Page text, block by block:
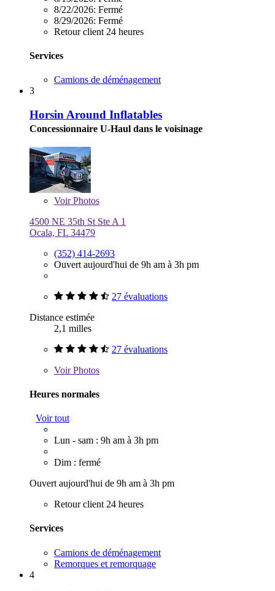
8/22/2026: Fermé
8/29/2026: Fermé
Retour client 24 heures
Services
Camions de déménagement
3
Horsin Around Inflatables
Concessionnaire U-Haul dans le voisinage
VoirPhotos
4500 NE 35th St Ste A 1
Ocala, FL 34479
(352) 414-2693
Ouvert aujourd'hui de 9h am à 3h pm
27 évaluations
Distance estimée
2,1 milles
27 évaluations
VoirPhotos
Heures normales
Voir tout
Lun - sam : 9h am à 3h pm
Dim : fermé
Ouvert aujourd'hui de 9h am à 3h pm
Retour client 24 heures
Services
Camions de déménagement
Remorques et remorquage
4